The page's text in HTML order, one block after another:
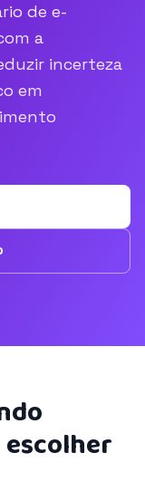
de e-
a
incerteza
em